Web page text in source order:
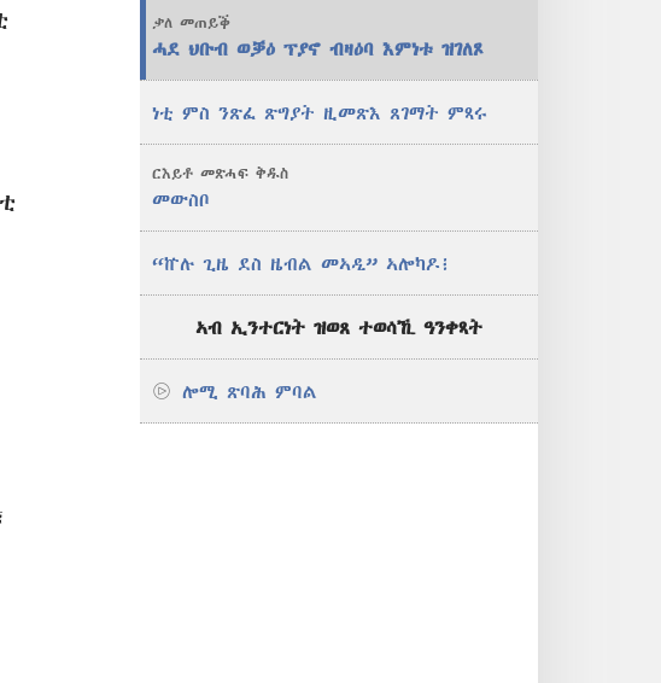
ቃለ መጠይቕ
ሓደ ህቡብ ወቓዕ ፕያኖ ብዛዕባ እምነቱ ዝገለጾ
ነቲ ምስ ንጽፈ ጽግያት ዚመጽእ ጸገማት ምጻሩ
ርእይቶ መጽሓፍ ቅዱስ
መውስቦ
“ኵሉ ጊዜ ደስ ዜብል መኣዲ” ኣሎካዶ፧
ኣብ ኢንተርነት ዝወጸ ተወሳኺ ዓንቀጻት
ሎሚ ጽባሕ ምባል